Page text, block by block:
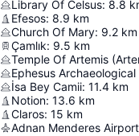
Library Of Celsus: 8.8
Efesos: 8.9 km
Church Of Mary: 9.2 km
Çamlık: 9.5 km
Temple Of Artemis
Ephesus Archaeological
İsa Bey Camii: 11.4 km
Notion: 13.6 km
Claros: 15 km
Adnan Menderes Airport